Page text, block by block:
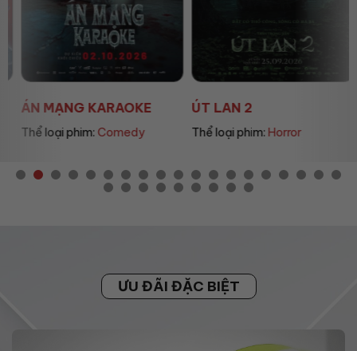
ÁN MẠNG KARAOKE
Thể loại phim:Comedy
ÚT LAN 2
Thể loại phim:Horror
ƯU ĐÃI ĐẶC BIỆT